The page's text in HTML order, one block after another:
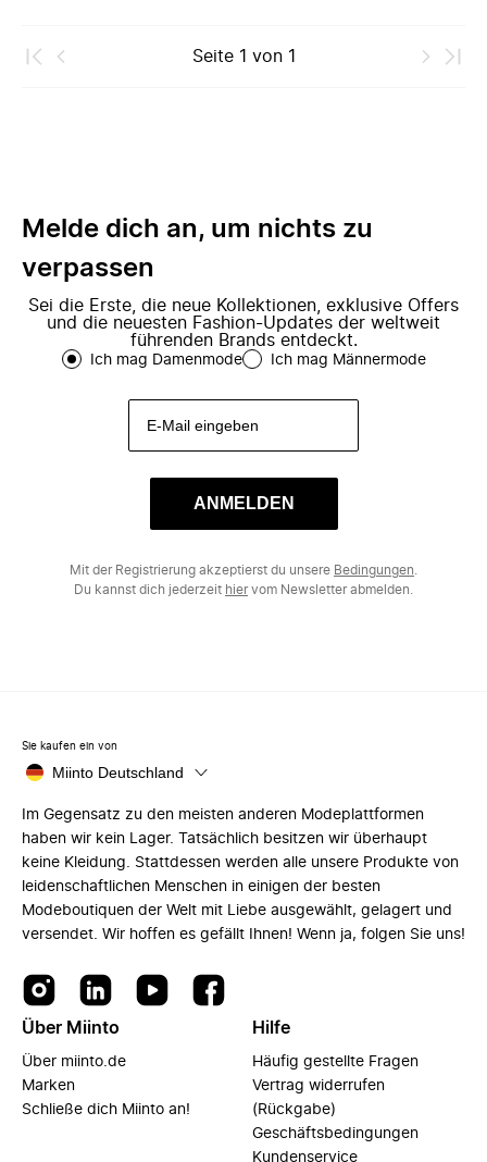
Seite 1 von 1
Melde dich an, um nichts zu
verpassen
Sei die Erste, die neue Kollektionen, exklusive Offers
und die neuesten Fashion-Updates der weltweit
führenden Brands entdeckt.
Ich mag Damenmode Ich mag Männermode
ANMELDEN
Mit der Registrierung akzeptierst du unsere Bedingungen
Du kannst dich jederzeit hiervom Newsletter abmelden.
Sie kaufen ein von
Miinto Deutschland
Im Gegensatz zu den meisten anderen Modeplattformen
haben wir kein Lager. Tatsächlich besitzen wir überhaupt
keine Kleidung. Stattdessen werden alle unsere Produkte von
leidenschaftlichen Menschen in einigen der besten
Modeboutiquen der Welt mit Liebe ausgewählt, gelagert und
versendet. Wir hoffen es gefällt Ihnen! Wenn ja, folgen Sie uns!
Über Miinto
Über miinto.de
Marken
Schließe dich Miinto an!
Hilfe
Häufig gestellte Fragen
Vertrag widerrufen
(Rückgabe)
Geschäftsbedingungen
Kundenservice